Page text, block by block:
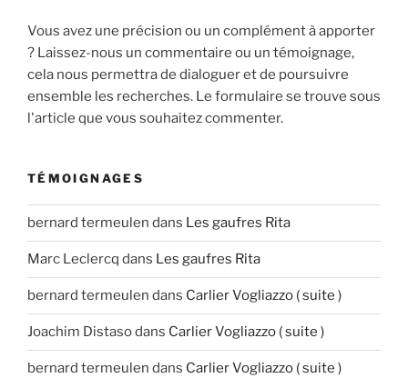
Vous avez une précision ou un complément à apporter
? Laissez-nous un commentaire ou un témoignage,
cela nous permettra de dialoguer et de poursuivre
ensemble les recherches. Le formulaire se trouve sous
l'article que vous souhaitez commenter.
TÉMOIGNAGES
bernard termeulen dans Les gaufres Rita
Marc Leclercq dans Les gaufres Rita
bernard termeulen dans Carlier Vogliazzo ( suite )
Joachim Distasodans Carlier Vogliazzo ( suite )
bernard termeulen dans Carlier Vogliazzo ( suite )